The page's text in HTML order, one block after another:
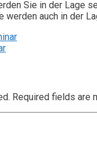
Sie in der Lage
auch in der
Required fields are